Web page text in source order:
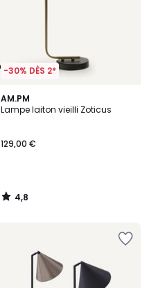
-30% DÈS 2*
AM.PM
Lampe laiton vieilli Zoticus
129,00 €
4,8
/ 5
4,8
/